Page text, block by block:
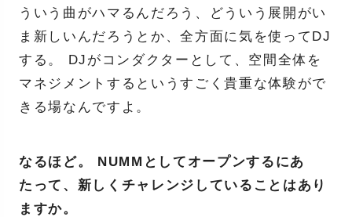
ういう曲がハマるんだろう、どういう展開がい
ま新しいんだろうとか、全方面に気を使ってDJ
する。 DJがコンダクターとして、空間全体を
マネジメントするというすごく貴重な体験がで
きる場なんですよ。
なるほど。 NUMMとしてオープンするにあ
たって、新しくチャレンジしていることはあり
ますか。